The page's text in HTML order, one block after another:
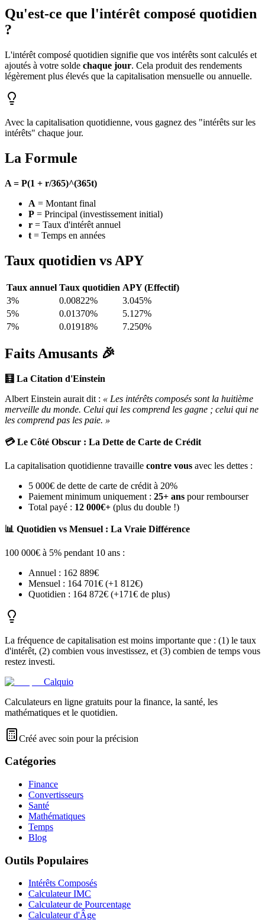
Qu'est-ce que l'intérêt composé quotidien
?
L'intérêt composé quotidien signifie que vos intérêts sont calculés et
ajoutés à votre solde chaque jour. Cela produit des rendements
légèrement plus élevés que la capitalisation mensuelle ou annuelle.
Avec la capitalisation quotidienne, vous gagnez des "intérêts sur les
intérêts" chaque jour.
La Formule
A = P(1 + r/365)^(365t)
A = Montant final
P = Principal (investissement initial)
r = Taux d'intérêt annuel
t = Temps en années
Taux quotidien vs APY
Taux annuel Taux quotidien APY (Effectif)
3%
0.00822%
3.045%
5%
0.01370%
5.127%
7%
0.01918% 7.250%
Faits Amusants 🎉
🧮 La Citation d'Einstein
Albert Einstein aurait dit : « Les intérêts composés sont la huitième
merveille du monde. Celui qui les comprend les gagne ; celui qui ne
les comprend pas les paie. »
💳 Le Côté Obscur : La Dette de Carte de Crédit
La capitalisation quotidienne travaille contre vous avec les dettes :
5 000€ de dette de carte de crédit à 20%
Paiement minimum uniquement : 25+ ans pour rembourser
Total payé : 12 000€+ (plus du double !)
📊 Quotidien vs Mensuel : La Vraie Différence
100 000€ à 5% pendant 10 ans :
Annuel : 162 889€
Mensuel : 164 701€ (+1 812€)
Quotidien : 164 872€ (+171€ de plus)
La fréquence de capitalisation est moins importante que : (1) le taux
d'intérêt, (2) combien vous investissez, et (3) combien de temps vous
restez investi.
Calquio
Calculateurs en ligne gratuits pour la finance, la santé, les
mathématiques et le quotidien.
Créé avec soin pour la précision
Catégories
Finance
Convertisseurs
Santé
Mathématiques
Temps
Blog
Outils Populaires
Intérêts Composés
Calculateur IMC
Calculateur de Pourcentage
Calculateur d'Âge